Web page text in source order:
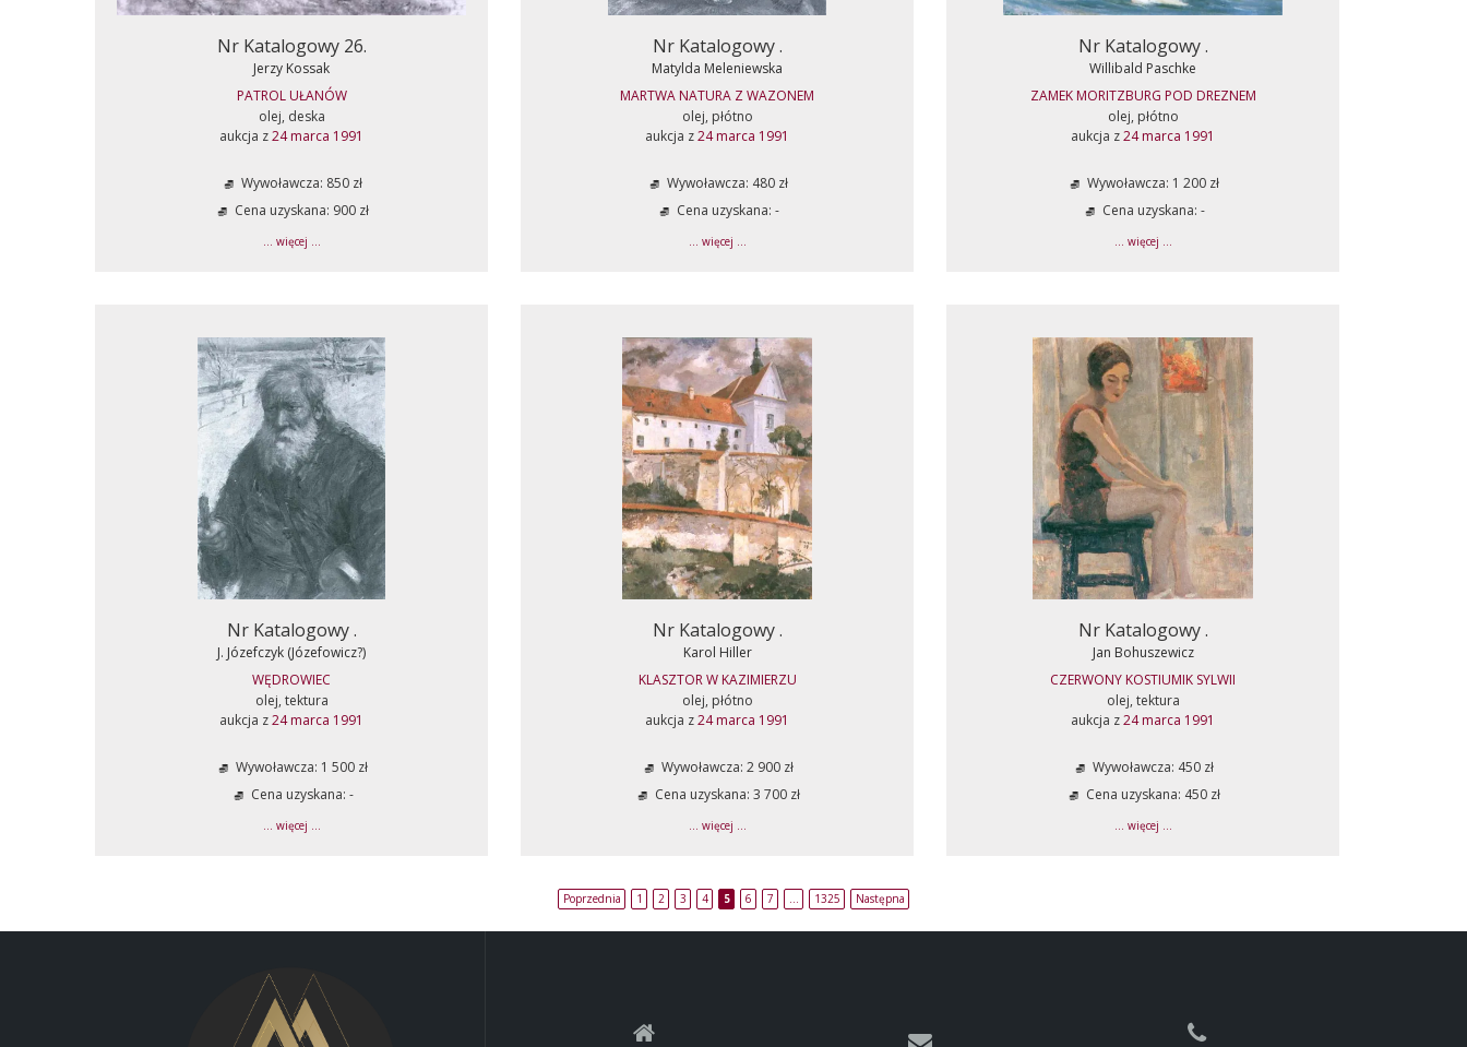
Nr Katalogowy 26.
Jerzy Kossak
PATROL UŁANÓW
olej, deska
aukcja z24 marca 1991
Wywoławcza: 850 zł
Cena uzyskana: 900 zł
... więcej ...
Nr Katalogowy .
Matylda Meleniewska
MARTWA NATURA Z WAZONEM
olej, płótno
aukcja z24 marca 1991
Wywoławcza: 480 zł
Cena uzyskana: -
... więcej ...
Nr Katalogowy .
Willibald Paschke
ZAMEK MORITZBURG POD DREZNEM
olej, płótno
aukcja z24 marca 1991
Wywoławcza: 1 200 zł
Cena uzyskana: -
... więcej ...
Nr Katalogowy .
J. Józefczyk (Józefowicz?)
WĘDROWIEC
olej, tektura
aukcja z24 marca 1991
Wywoławcza: 1 500 zł
Cena uzyskana: -
... więcej ...
Nr Katalogowy .
Karol Hiller
KLASZTOR W KAZIMIERZU
olej, płótno
aukcja z24 marca 1991
Wywoławcza: 2 900 zł
Cena uzyskana: 3 700 zł
... więcej ...
Nr Katalogowy .
Jan Bohuszewicz
CZERWONY KOSTIUMIK SYLWII
olej, tektura
aukcja z24 marca 1991
Wywoławcza: 450 zł
Cena uzyskana: 450 zł
... więcej ...
Poprzednia 1 2 3 4 5 6 7 … 1325 Następna